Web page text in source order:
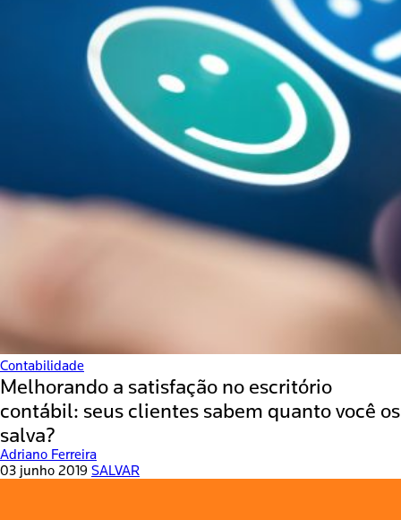
Contabilidade
Melhorando a satisfação no escritório
contábil: seus clientes sabem quanto você os
salva?
Adriano Ferreira
03 junho 2019 SALVAR